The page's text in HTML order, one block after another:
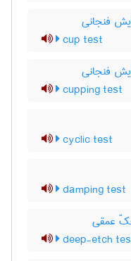
فنجانی
cup test
فنجانی
cupping test
cyclic test
damping test
عمقی
deep-etch